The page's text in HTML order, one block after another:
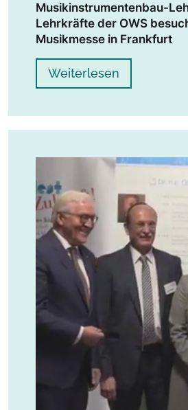
Musikinstrumentenbau-
Lehrkräfte der OWS
Musikmesse in Frankfurt
Weiterlesen